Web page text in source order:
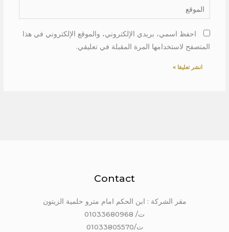
الموقع
احفظ اسمي، بريدي الإلكتروني، والموقع الإلكتروني في هذا
المتصفح لاستخدامها المرة المقبلة في تعليقي.
Contact
مقر الشركة : ابن الحكم امام مترو حلمية الزيتون
ت/ 01033680968
ت/01033805570